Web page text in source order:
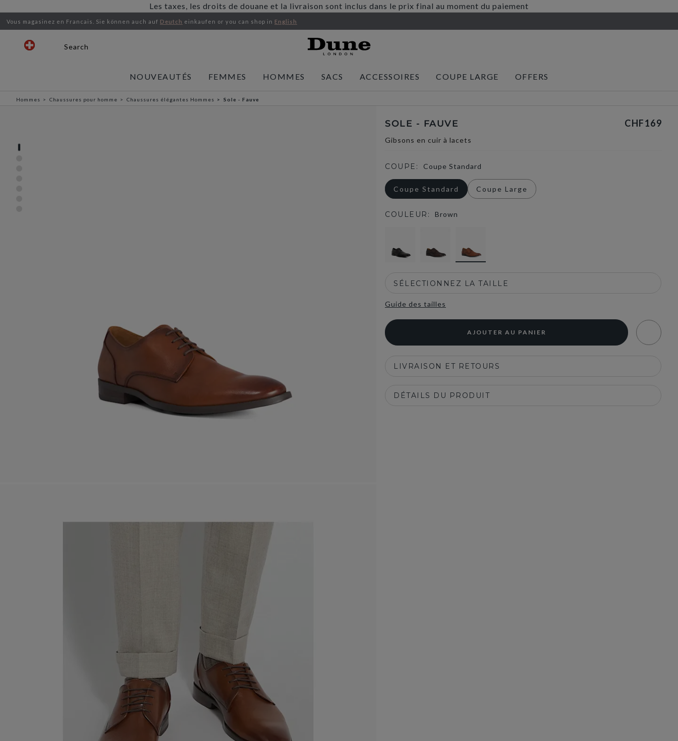
Les taxes, les droits de douane et la livraison sont inclus dans le prix final au moment du paiement
Vous magasinez en Francais. Sie können auch auf Deutch einkaufen or you can shop in English
Search
NOUVEAUTÉS FEMMES HOMMES SACS ACCESSOIRES COUPE LARGE OFFERS
Hommes Chaussures pour homme Chaussures élégantes Hommes Sole - Fauve
SOLE - FAUVE
Gibsons en cuir à lacets
CHF169
COUPE: Coupe Standard
Coupe Standard Coupe Large
COULEUR: Brown
SÉLECTIONNEZ LA TAILLE
Guide des tailles
AJOUTER AU PANIER
LIVRAISON ET RETOURS
DÉTAILS DU PRODUIT